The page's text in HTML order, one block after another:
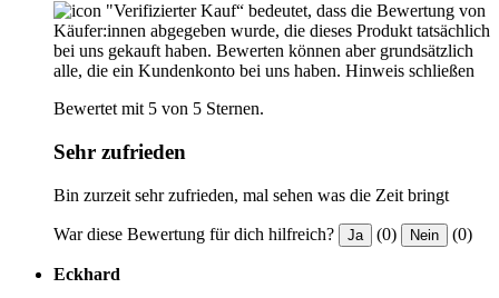
"Verifizierter Kauf“ bedeutet, dass die Bewertung von
Käufer:innen abgegeben wurde, die dieses Produkt tatsächlich
bei uns gekauft haben. Bewerten können aber grundsätzlich
alle, die ein Kundenkonto bei uns haben. Hinweis schließen
Bewertet mit 5 von 5 Sternen.
Sehr zufrieden
Bin zurzeit sehr zufrieden, mal sehen was die Zeit bringt
War diese Bewertung für dich hilfreich? Ja (0) Nein (0)
Eckhard